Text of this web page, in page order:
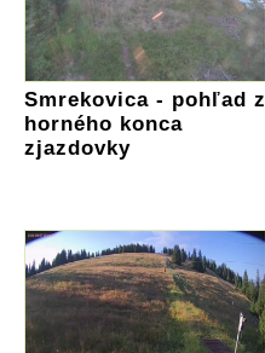
Smrekovica - pohľad z
horného konca
zjazdovky